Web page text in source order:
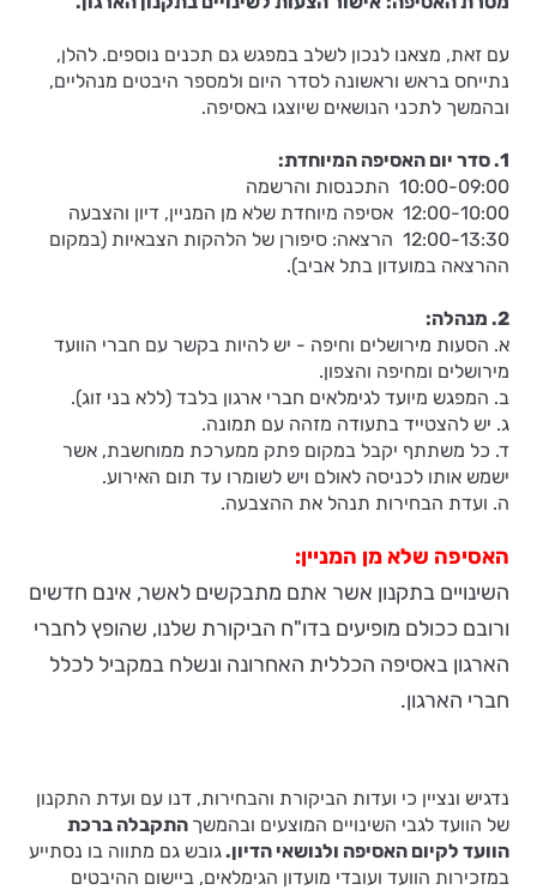
עם זאת, מצאנו לנכון לשלב במפגש גם תכנים נוספים. להלן,
נתייחס בראש וראשונה לסדר היום ולמספר היבטים מנהליים,
ובהמשך לתכני הנושאים שיוצגו באסיפה.
1. סדר יום האסיפה המיוחדת:
10:00-09:00 התכנסות והרשמה
12:00-10:00 אסיפה מיוחדת שלא מן המניין, דיון והצבעה
12:00-13:30 הרצאה: סיפורן של הלהקות הצבאיות (במקום
ההרצאה במועדון בתל אביב).
2. מנהלה:
א. הסעות מירושלים וחיפה - יש להיות בקשר עם חברי הוועד
מירושלים ומחיפה והצפון.
ב. המפגש מיועד לגימלאים חברי ארגון בלבד (ללא בני זוג).
ג. יש להצטייד בתעודה מזהה עם תמונה.
ד. כל משתתף יקבל במקום פתק ממערכת ממוחשבת, אשר
ישמש אותו לכניסה לאולם ויש לשומרו עד תום האירוע.
ה. ועדת הבחירות תנהל את ההצבעה.
האסיפה שלא מן המניין:
השינויים בתקנון אשר אתם מתבקשים לאשר, אינם חדשים
ורובם ככולם מופיעים בדו"ח הביקורת שלנו, שהופץ לחברי
הארגון באסיפה הכללית האחרונה ונשלח במקביל לכלל
חברי הארגון.
נדגיש ונציין כי ועדות הביקורת והבחירות, דנו עם ועדת התקנון
של הוועד לגבי השינויים המוצעים ובהמשך התקבלה ברכת
הוועד לקיום האסיפה ולנושאי הדיון.גובש גם מתווה בו נסתייע
במזכירות הוועד ועובדי מועדון הגימלאים, ביישום ההיבטים